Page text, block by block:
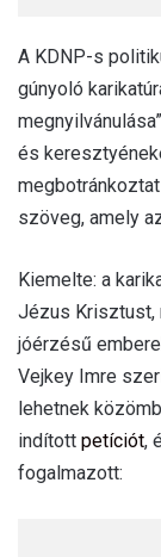
A KDNP-s
gúnyoló
és
szöveg, amely
Kiemelte: a
Jézus Krisztust,
jóérzésű
Vejkey Imre
lehetnek
indított petíciót,
fogalmazott: